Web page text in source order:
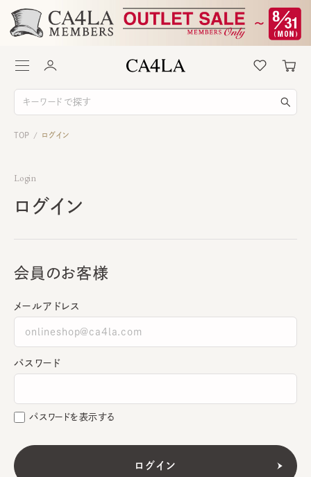
TOP / ログイン
Login
ログイン
会員のお客様
メールアドレス
パスワード
パスワードを表示する